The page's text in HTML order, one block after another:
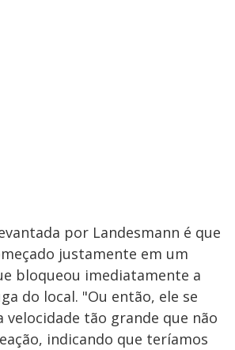
por Landesmann é que
justamente em um
bloqueou imediatamente a
do local. "Ou então, ele se
velocidade tão grande que não
indicando que teríamos